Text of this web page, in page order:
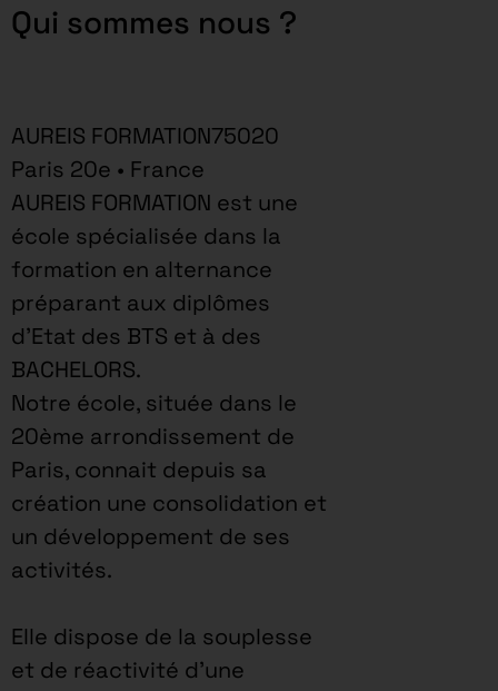
Qui sommes nous ?
AUREIS FORMATION75020
Paris 20e • France
AUREIS FORMATION est une
école spécialisée dans la
formation en alternance
préparant aux diplômes
d’Etat des BTS et à des
BACHELORS.
Notre école, située dans le
20ème arrondissement de
Paris, connait depuis sa
création une consolidation et
un développement de ses
activités.
Elle dispose de la souplesse
et de réactivité d’une